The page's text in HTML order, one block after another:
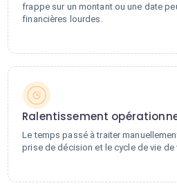
frappe sur un montant ou une date
financières lourdes.
Ralentissement
Le temps passé à traiter
prise de décision et le cycle de vie